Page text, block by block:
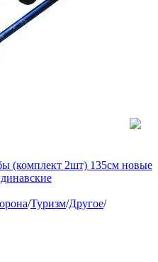
(комплект 2шт) 135см новые
/Туризм/Другое/